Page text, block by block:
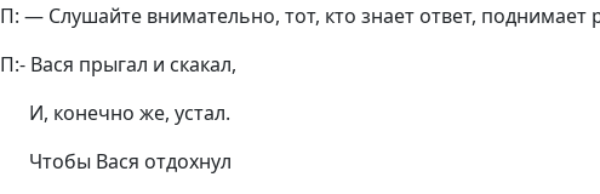
П: — Слушайте внимательно, тот, кто знает ответ, поднимает
П:- Вася прыгал и скакал,
И, конечно же, устал.
Чтобы Вася отдохнул